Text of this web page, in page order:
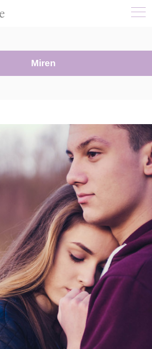
Miren